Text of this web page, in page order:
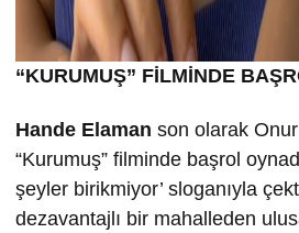
“KURUMUŞ” FİLMİNDE BA
Hande Elaman son olarak Onur
“Kurumuş” filminde başrol
şeyler birikmiyor’ sloganıyla
dezavantajlı bir mahalleden